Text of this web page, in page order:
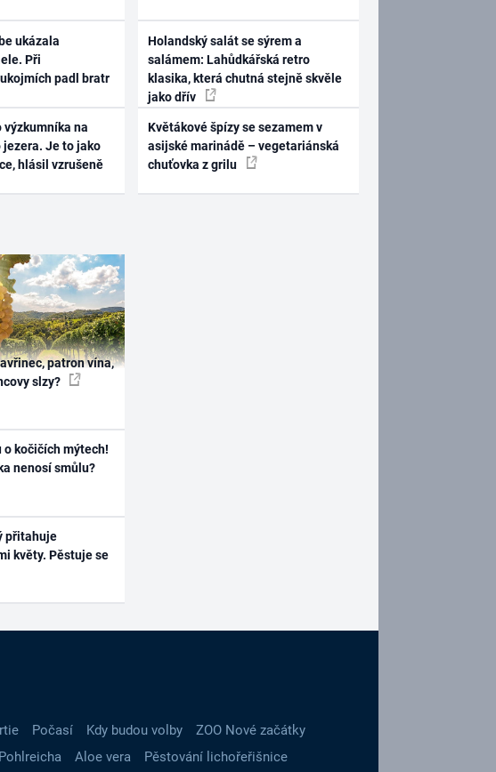
ukázala
Při
padl bratr
na
Je to jako
hlásil vzrušeně
Holandský salát se sýrem a
salámem: Lahůdkářská retro
klasika, která chutná stejně skvěle
jako dřív
Květákové špízy se sezamem v
asijské marinádě – vegetariánská
chuťovka z grilu
patron vína,
slzy?
o kočičích mýtech!
nenosí smůlu?
přitahuje
květy. Pěstuje se
Počasí Kdy budou volby
ZOO Nové začátky
Aloe vera Pěstování lichořeřišnice